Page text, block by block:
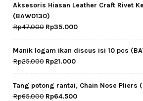
Aksesoris Hiasan Leather Craft Rivet
(BAW0130)
Rp47.000 Original
price
was:
Rp47.000.
Rp35.000Current
price
is:
Manik logam ikan discus isi 10 pcs
Rp25.000 Original
price
was:
Rp25.000.
Rp21.000Current
price
is:
Rp21.000.
Tang potong rantai, Chain Nose Pliers
Rp65.000 Original
Rp64.500Current